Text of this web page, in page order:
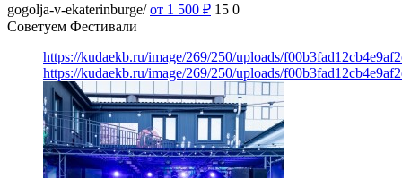
gogolja-v-ekaterinburge/ от 1 500 ₽ 15 0
Советуем Фестивали
https://kudaekb.ru/image/269/250/uploads/
https://kudaekb.ru/image/269/250/uploads/